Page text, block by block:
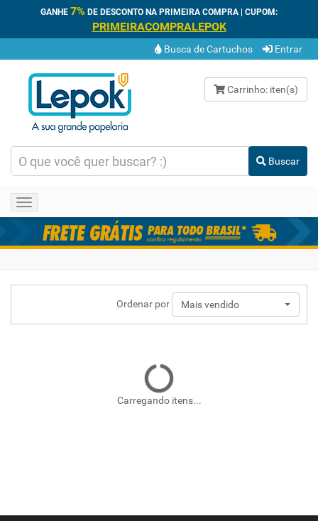
GANHE 7% DE DESCONTO NA PRIMEIRA COMPRA | CUPOM:
PRIMEIRACOMPRALEPOK
Busca de Cartuchos Entrar
Carrinho: iten(s)
Buscar
Toggle
navigation
Ordenar por Mais vendido
Carregando itens...